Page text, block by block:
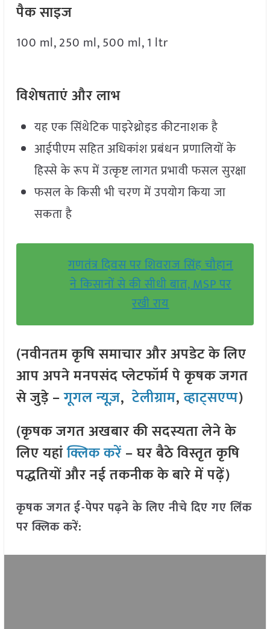
पैक साइज
100 ml, 250 ml, 500 ml, 1 ltr
विशेषताएं और लाभ
यह एक सिंथेटिक पाइरेथ्रोइड कीटनाशक है
आईपीएम सहित अधिकांश प्रबंधन प्रणालियों के
हिस्से के रूप में उत्कृष्ट लागत प्रभावी फसल सुरक्षा
फसल के किसी भी चरण में उपयोग किया जा
सकता है
गणतंत्र दिवस पर शिवराज सिंह चौहान
ने किसानों से की सीधी बात, MSP पर
रखी राय
(नवीनतम कृषि समाचार और अपडेट के लिए
आप अपने मनपसंद प्लेटफॉर्म पे कृषक जगत
से जुड़े –गूगल न्यूज़,टेलीग्राम,व्हाट्सएप्प)
(कृषक जगत अखबार की सदस्यता लेने के
लिए यहांक्लिक करें– घर बैठे विस्तृत कृषि
पद्धतियों और नई तकनीक के बारे में पढ़ें)
कृषक जगत ई-पेपर पढ़ने के लिए नीचे दिए गए लिंक
पर क्लिक करें: